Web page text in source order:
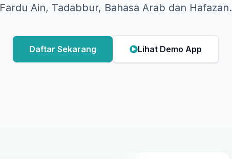
Fardu Ain, Tadabbur, Bahasa Arab dan Hafazan.
Daftar Sekarang Lihat Demo App